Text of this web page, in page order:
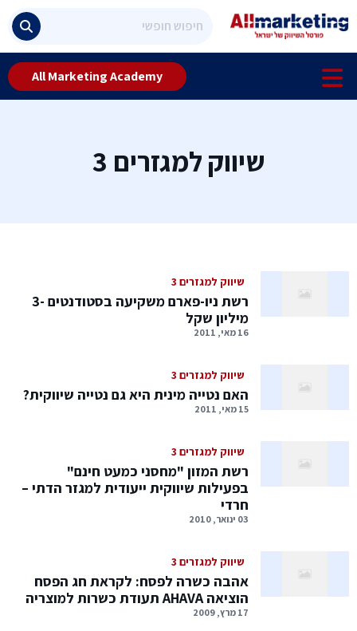
All Marketing Academy
שיווק למגזרים 3
שיווק למגזרים 3
רשת ניו-פארם משקיעה בסטודנטים -3
מיליון שקל
16 מאי, 2011
שיווק למגזרים 3
האם נטייה מינית היא גם נטייה שיווקית?
15 מאי, 2011
שיווק למגזרים 3
רשת המזון "מחסני כמעט חינם"
בפעילות שיווקית ייעודית למגזר הדתי –
חרדי
03 ינואר, 2010
שיווק למגזרים 3
אהבה כשרה לפסח: לקראת חג הפסח
הוציאה AHAVA תעודת כשרות למוצריה
17 מרץ, 2009